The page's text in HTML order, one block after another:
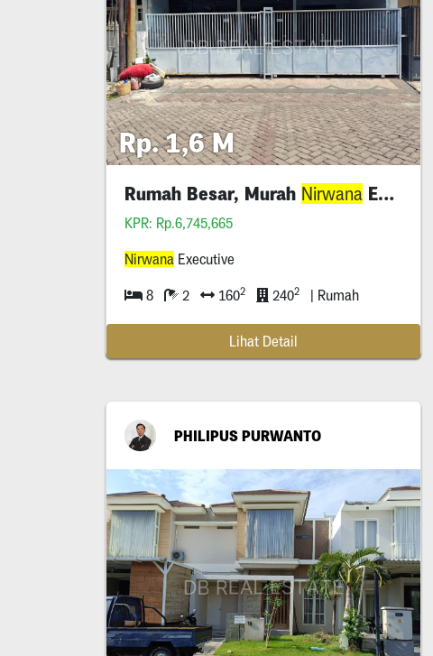
Rp. 1,6 M
Rumah Besar, Murah Nirwana Executive
KPR: Rp.6,745,665
Nirwana Executive
8 2 1602 2402 | Rumah
Lihat Detail
PHILIPUS PURWANTO